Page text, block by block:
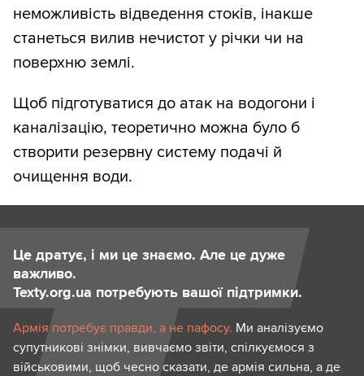
неможливість відведення стоків, інакше
станеться вилив нечистот у річки чи на
поверхню землі.
Щоб підготуватися до атак на водогони і
каналізацію, теоретично можна було б
створити резервну систему подачі й
очищення води.
Це дратує, і ми це знаємо. Але це дуже
важливо.
Texty.org.ua потребують вашої підтримки.
Армія потребує правди, а не пафосу. Ми аналізуємо
супутникові знімки, вивчаємо звіти, спілкуємося з
військовими, щоб чесно сказати, де армія сильна, а де